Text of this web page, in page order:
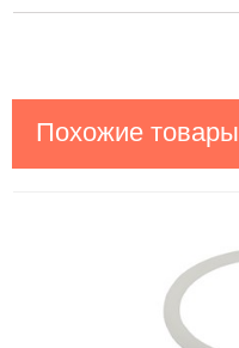
Похожие товары